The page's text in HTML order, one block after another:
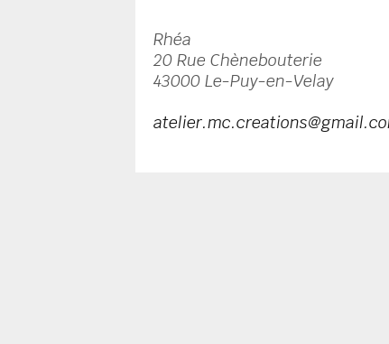
Rhéa
20 Rue Chènebouterie
43000 Le-Puy-en-Velay